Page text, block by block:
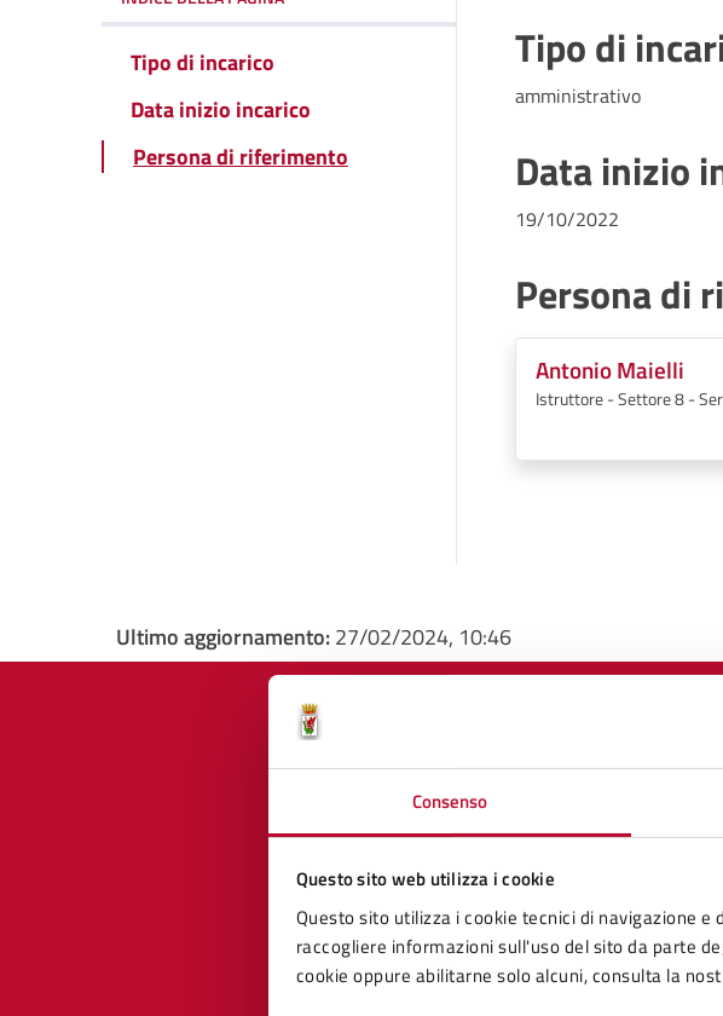
Consenso
Questo sito web utilizza i cookie
Questo sito utilizza i cookie tecnici di navigazione
raccogliere informazioni sull'uso del sito da parte
cookie oppure abilitarne solo alcuni, consulta la
Tipo di incarico
Data inizio incarico
Persona di riferimento
Tipo di
amministrativo
Data inizio
19/10/2022
Persona di
Antonio Maielli
Istruttore - Settore 8 -
Ultimo aggiornamento:27/02/2024, 10:46
Quanto sono
pagina?
Valuta 5
Valuta 4 stelle
Valuta 3 stelle su 5
Valuta 2 stelle su 5
Valuta 1 stelle su 5